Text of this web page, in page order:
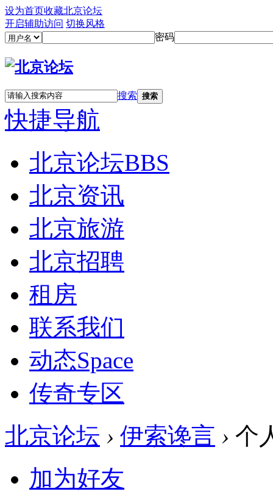
设为首页收藏北京论坛
开启辅助访问 切换风格
密码
搜索 搜索
快捷导航
北京论坛BBS
北京资讯
北京旅游
北京招聘
租房
联系我们
动态Space
传奇专区
北京论坛 › 伊索谗言 › 个
加为好友